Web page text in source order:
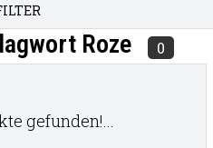
Roze 0
gefunden!...